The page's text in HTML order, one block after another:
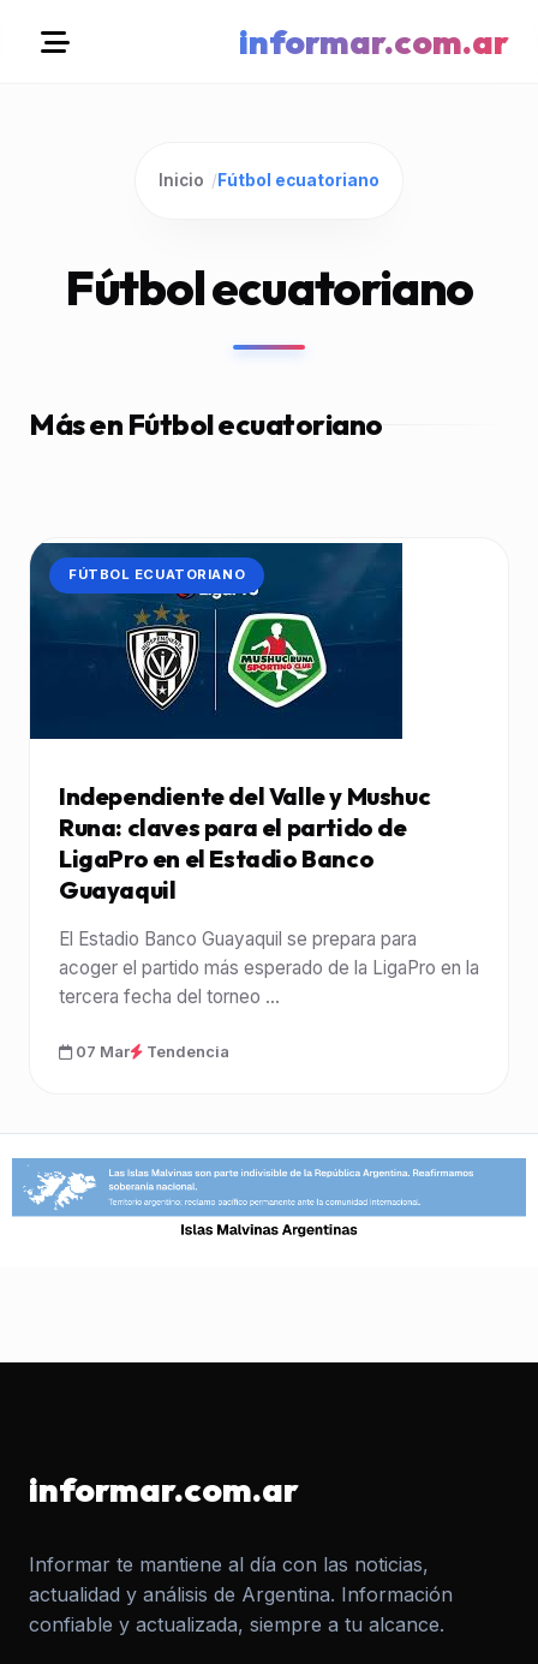
informar.com.ar
Inicio / Fútbol ecuatoriano
Fútbol ecuatoriano
Más en Fútbol ecuatoriano
CATEGORÍA:
FÚTBOL ECUATORIANO
Independiente del Valle y Mushuc
Runa: claves para el partido de
LigaPro en el Estadio Banco
Guayaquil
El Estadio Banco Guayaquil se prepara para
acoger el partido más esperado de la LigaPro en la
tercera fecha del torneo ...
07 Mar Tendencia
informar.com.ar
Informar te mantiene al día con las noticias,
actualidad y análisis de Argentina. Información
confiable y actualizada, siempre a tu alcance.